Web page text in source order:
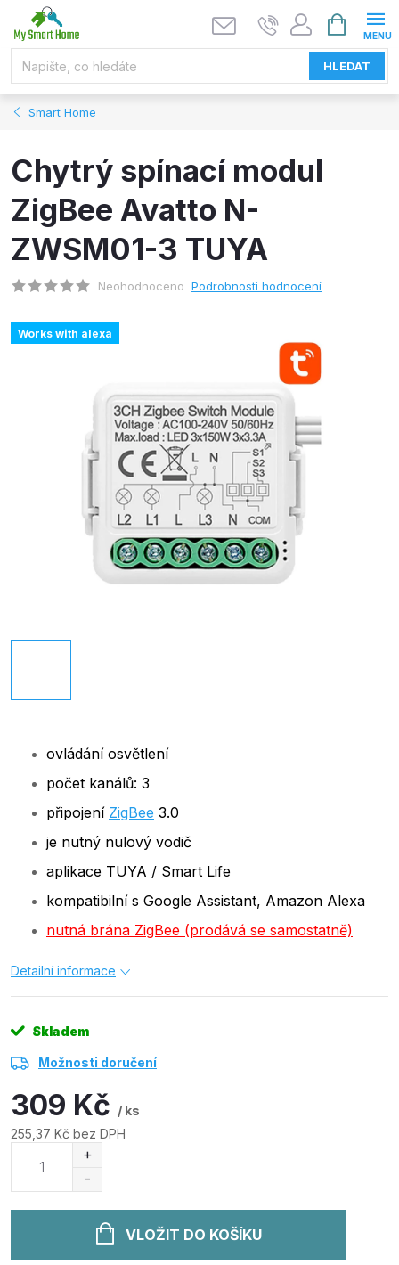
HLEDAT
NÁKUPNÍ
KOŠÍK
Smart Home
Chytrý spínací modul
ZigBee Avatto N-
ZWSM01-3 TUYA
Neohodnoceno Podrobnosti hodnocení
Works with alexa
ovládání osvětlení
počet kanálů: 3
připojení ZigBee 3.0
je nutný nulový vodič
aplikace TUYA / Smart Life
kompatibilní s Google Assistant, Amazon Alexa
nutná brána ZigBee (prodává se samostatně)
Detailní informace
Skladem
Možnosti doručení
309 Kč / ks
255,37 Kč bez DPH
VLOŽIT DO KOŠÍKU